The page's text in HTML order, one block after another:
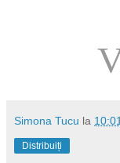
Simona Tucu la 10:01
Distribuiți